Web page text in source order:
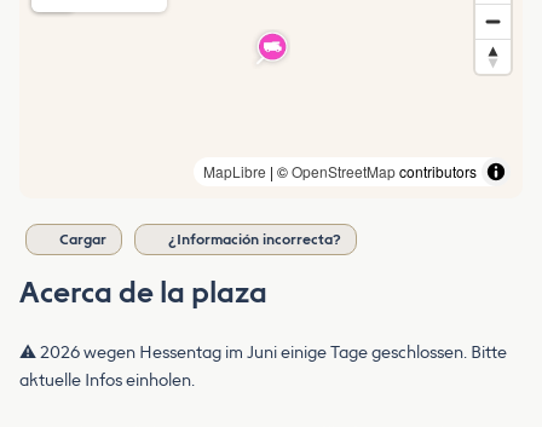
MapLibre | ©OpenStreetMapcontributors
Cargar ¿Información incorrecta?
Acerca de la plaza
⚠️ 2026 wegen Hessentag im Juni einige Tage geschlossen. Bitte
aktuelle Infos einholen.